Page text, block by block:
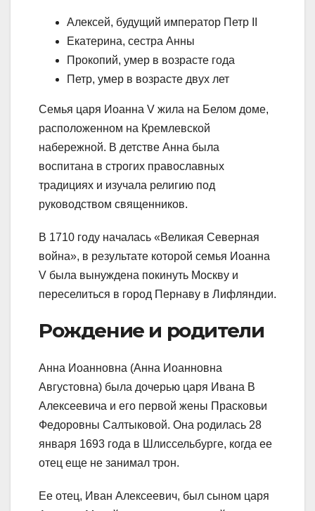
Алексей, будущий император Петр II
Екатерина, сестра Анны
Прокопий, умер в возрасте года
Петр, умер в возрасте двух лет
Семья царя Иоанна V жила на Белом доме,
расположенном на Кремлевской
набережной. В детстве Анна была
воспитана в строгих православных
традициях и изучала религию под
руководством священников.
В 1710 году началась «Великая Северная
война», в результате которой семья Иоанна
V была вынуждена покинуть Москву и
переселиться в город Пернаву в Лифляндии.
Рождение и родители
Анна Иоанновна (Анна Иоанновна
Августовна) была дочерью царя Ивана В
Алексеевича и его первой жены Прасковьи
Федоровны Салтыковой. Она родилась 28
января 1693 года в Шлиссельбурге, когда ее
отец еще не занимал трон.
Ее отец, Иван Алексеевич, был сыном царя